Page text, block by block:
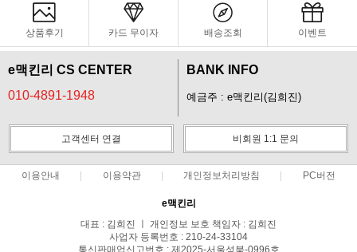
상품후기 카드 무이자 배송조회 이벤트
e맥킨리 CS CENTER
010-4891-1948
BANK INFO
예금주 : e맥킨리(김희진)
고객센터 연결 비회원 1:1 문의
이용안내 이용약관 개인정보처리방침 PC버전
e맥킨리
대표 : 김희진 ㅣ 개인정보 보호 책임자 : 김희진
사업자 등록번호 : 210-24-33104